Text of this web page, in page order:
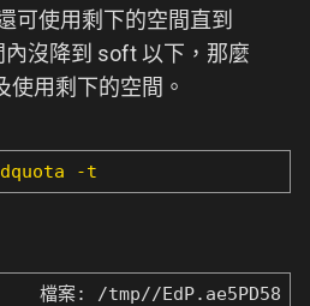
可使用剩下的空間直到
沒降到 soft 以下，那麼
使用剩下的空間。
-t
案: /tmp//EdP.ae5PD58